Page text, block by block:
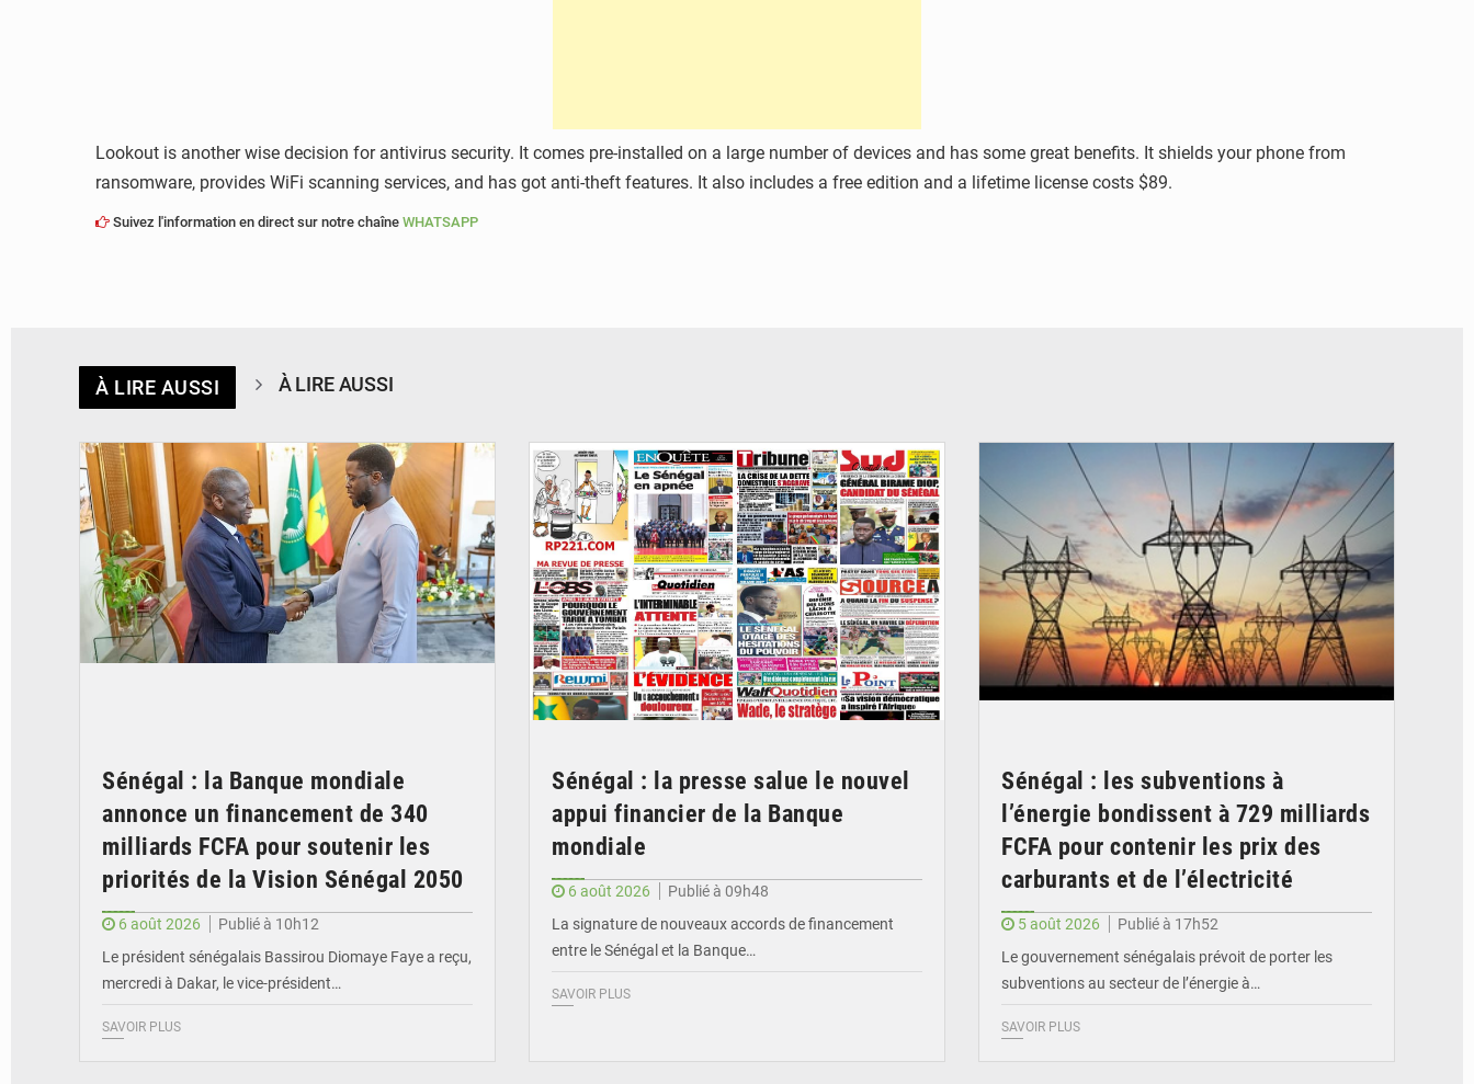
Lookout is another wise decision for antivirus security. It comes pre-installed on a large number of devices and has some great benefits. It shields your phone from
ransomware, provides WiFi scanning services, and has got anti-theft features. It also includes a free edition and a lifetime license costs $89.
Suivez l'information en direct sur notre chaîne WHATSAPP
À LIRE AUSSI À LIRE AUSSI
Sénégal : la Banque mondiale
annonce un financement de 340
milliards FCFA pour soutenir les
priorités de la Vision Sénégal 2050
6 août 2026
Publié à 10h12
Le président sénégalais Bassirou Diomaye Faye a reçu,
mercredi à Dakar, le vice-président…
SAVOIR PLUS
Sénégal : la presse salue le nouvel
appui financier de la Banque
mondiale
6 août 2026
Publié à 09h48
La signature de nouveaux accords de financement
entre le Sénégal et la Banque…
SAVOIR PLUS
Sénégal : les subventions à
l’énergie bondissent à 729 milliards
FCFA pour contenir les prix des
carburants et de l’électricité
5 août 2026
Publié à 17h52
Le gouvernement sénégalais prévoit de porter les
subventions au secteur de l’énergie à…
SAVOIR PLUS